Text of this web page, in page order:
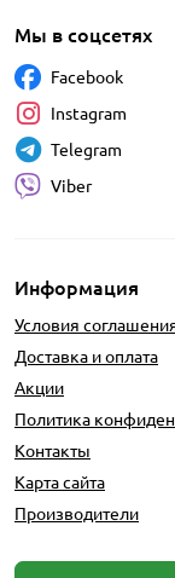
Информация
Условия
Доставка и оплата
Акции
Политика
Контакты
Карта сайта
Производители
Мы в соцсетях
Facebook
Instagram
Telegram
Viber